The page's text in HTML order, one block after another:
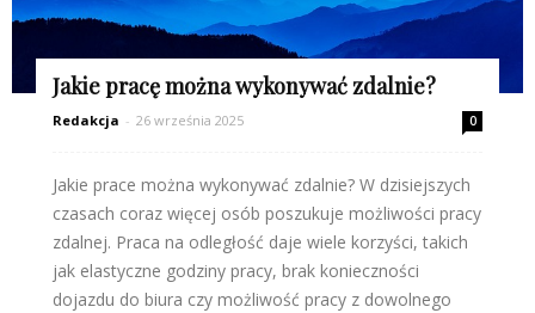
Jakie pracę można wykonywać zdalnie?
Redakcja - 26 września 2025 0
Jakie prace można wykonywać zdalnie? W dzisiejszych
czasach coraz więcej osób poszukuje możliwości pracy
zdalnej. Praca na odległość daje wiele korzyści, takich
jak elastyczne godziny pracy, brak konieczności
dojazdu do biura czy możliwość pracy z dowolnego